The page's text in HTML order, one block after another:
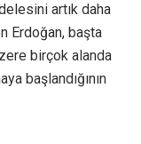
artık daha
Erdoğan, başta
birçok alanda
başlandığının